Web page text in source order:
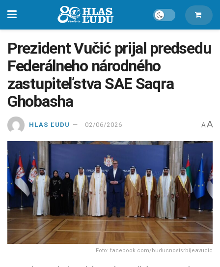
Prezident Vučić prijal predsedu
Federálneho národného
zastupiteľstva SAE Saqra
Ghobasha
HLAS ĽUDU 02/06/2026 A A
Foto: facebook.com/buducnostsrbijeavucic